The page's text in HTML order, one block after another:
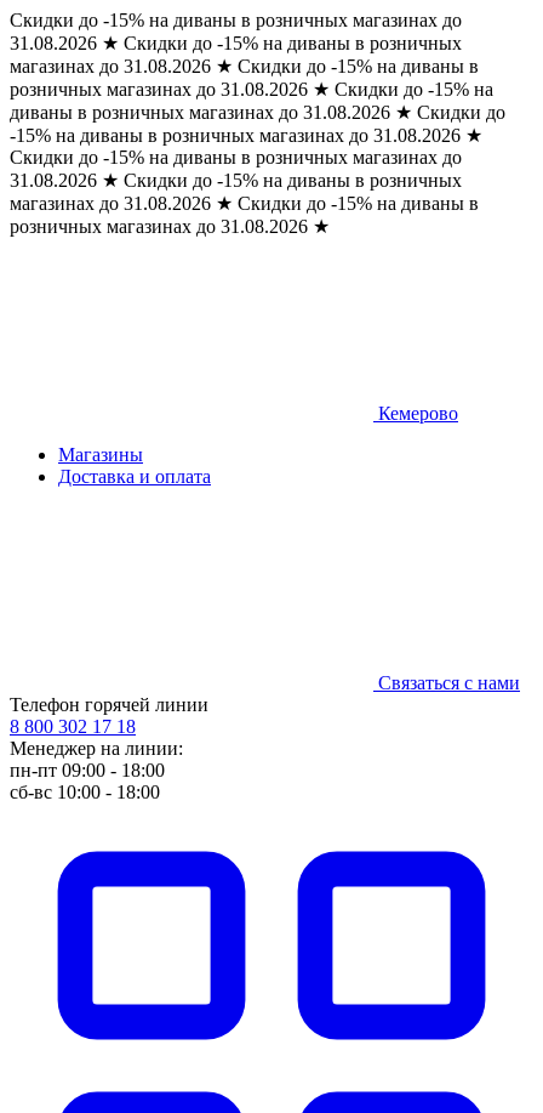
Скидки до -15% на диваны в розничных магазинах до
31.08.2026 ★ Скидки до -15% на диваны в розничных
магазинах до 31.08.2026 ★ Скидки до -15% на диваны в
розничных магазинах до 31.08.2026 ★ Скидки до -15% на
диваны в розничных магазинах до 31.08.2026 ★ Скидки до
-15% на диваны в розничных магазинах до 31.08.2026 ★
Скидки до -15% на диваны в розничных магазинах до
31.08.2026 ★ Скидки до -15% на диваны в розничных
магазинах до 31.08.2026 ★ Скидки до -15% на диваны в
розничных магазинах до 31.08.2026 ★
Кемерово
Магазины
Доставка и оплата
Связаться с нами
Телефон горячей линии
8 800 302 17 18
Менеджер на линии:
пн-пт 09:00 - 18:00
сб-вс 10:00 - 18:00